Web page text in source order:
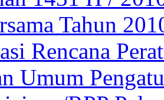
Tahun
Rencana
Umum